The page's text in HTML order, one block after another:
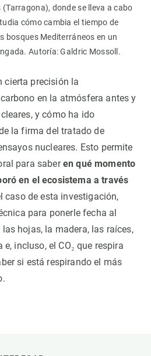
donde se lleva a cabo
cómo cambia el tiempo de
bosques Mediterráneos en un
Autoría: Galdric Mossoll.
cierta precisión la
en la atmósfera antes y
y cómo ha ido
la firma del tratado de
nucleares. Esto permite
para saberen qué momento
en el ecosistema a través
caso de esta investigación,
para ponerle fecha al
hojas, la madera, las raíces,
incluso, el CO₂ que respira
si está respirando el más